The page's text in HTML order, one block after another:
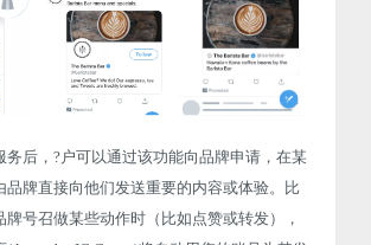
务后，?户可以通过该功能向品牌申请，在某
品牌直接向他们发送重要的内容或体验。比
牌号召做某些动作时（比如点赞或转发），